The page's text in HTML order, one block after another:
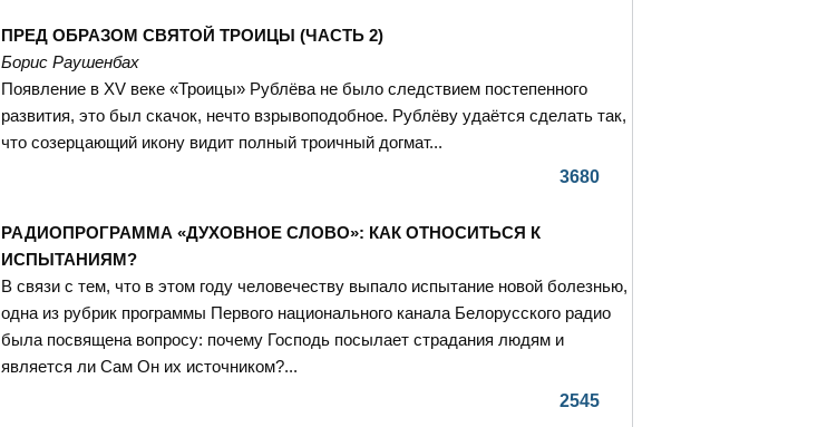
ПРЕД ОБРАЗОМ СВЯТОЙ ТРОИЦЫ (ЧАСТЬ 2)
Борис Раушенбах
Появление в XV веке «Троицы» Рублёва не было следствием постепенного
развития, это был скачок, нечто взрывоподобное. Рублёву удаётся сделать так,
что созерцающий икону видит полный троичный догмат...
3680
РАДИОПРОГРАММА «ДУХОВНОЕ СЛОВО»: КАК ОТНОСИТЬСЯ К
ИСПЫТАНИЯМ?
В связи с тем, что в этом году человечеству выпало испытание новой болезнью,
одна из рубрик программы Первого национального канала Белорусского радио
была посвящена вопросу: почему Господь посылает страдания людям и
является ли Сам Он их источником?...
2545